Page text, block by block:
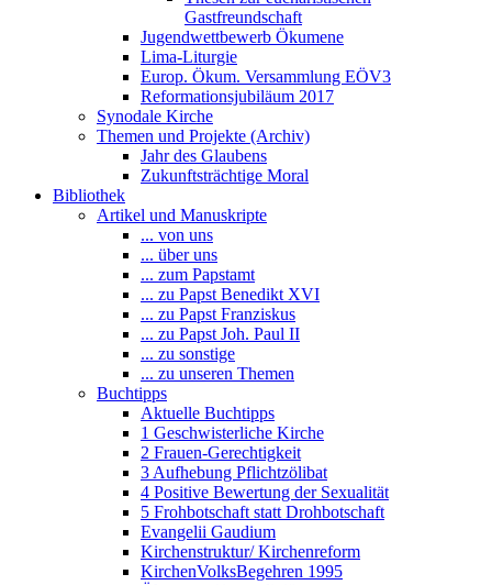
Gastfreundschaft
Jugendwettbewerb Ökumene
Lima-Liturgie
Europ. Ökum. Versammlung EÖV3
Reformationsjubiläum 2017
Synodale Kirche
Themen und Projekte (Archiv)
Jahr des Glaubens
Zukunftsträchtige Moral
Bibliothek
Artikel und Manuskripte
... von uns
... über uns
... zum Papstamt
... zu Papst Benedikt XVI
... zu Papst Franziskus
... zu Papst Joh. Paul II
... zu sonstige
... zu unseren Themen
Buchtipps
Aktuelle Buchtipps
1 Geschwisterliche Kirche
2 Frauen-Gerechtigkeit
3 Aufhebung Pflichtzölibat
4 Positive Bewertung der Sexualität
5 Frohbotschaft statt Drohbotschaft
Evangelii Gaudium
Kirchenstruktur/ Kirchenreform
KirchenVolksBegehren 1995